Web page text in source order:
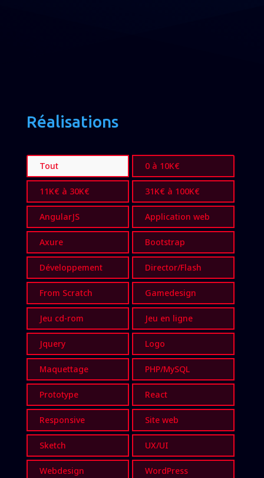
Réalisations
Tout 0 à 10K€
11K€ à 30K€ 31K€ à 100K€
AngularJS Application web
Axure Bootstrap
Développement Director/Flash
From Scratch Gamedesign
Jeu cd-rom Jeu en ligne
Jquery Logo
Maquettage PHP/MySQL
Prototype React
Responsive Site web
Sketch UX/UI
Webdesign WordPress